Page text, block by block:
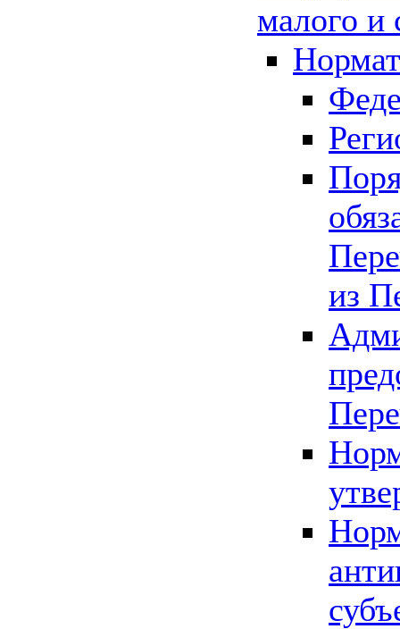
малого и
из